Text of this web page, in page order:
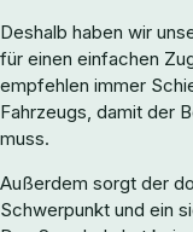
Deshalb haben wir
für einen einfachen
empfehlen immer
Fahrzeugs, damit der
muss.
Außerdem sorgt der
Schwerpunkt und ein